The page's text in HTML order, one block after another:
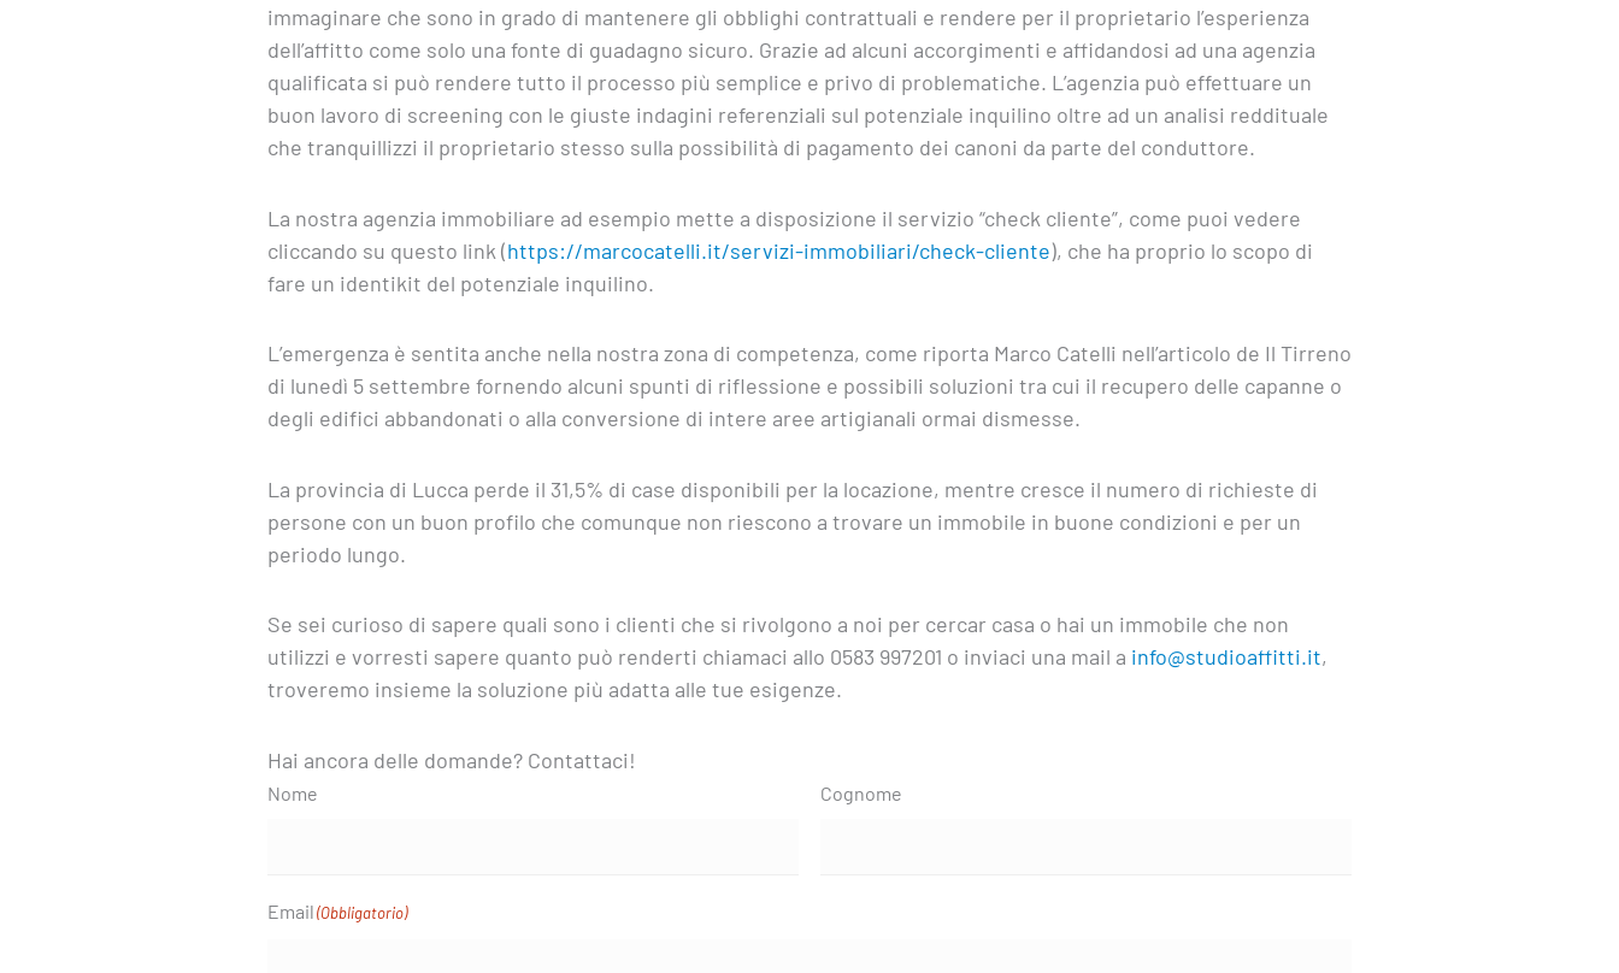
immaginare che sono in grado di mantenere gli obblighi contrattuali e rendere per il proprietario l’esperienza
dell’affitto come solo una fonte di guadagno sicuro. Grazie ad alcuni accorgimenti e affidandosi ad una agenzia
qualificata si può rendere tutto il processo più semplice e privo di problematiche. L’agenzia può effettuare un
buon lavoro di screening con le giuste indagini referenziali sul potenziale inquilino oltre ad un analisi reddituale
che tranquillizzi il proprietario stesso sulla possibilità di pagamento dei canoni da parte del conduttore.
La nostra agenzia immobiliare ad esempio mette a disposizione il servizio “check cliente”, come puoi vedere
cliccando su questo link (https://marcocatelli.it/servizi-immobiliari/check-cliente), che ha proprio lo scopo di
fare un identikit del potenziale inquilino.
L’emergenza è sentita anche nella nostra zona di competenza, come riporta Marco Catelli nell’articolo de Il Tirreno
di lunedì 5 settembre fornendo alcuni spunti di riflessione e possibili soluzioni tra cui il recupero delle capanne o
degli edifici abbandonati o alla conversione di intere aree artigianali ormai dismesse.
La provincia di Lucca perde il 31,5% di case disponibili per la locazione, mentre cresce il numero di richieste di
persone con un buon profilo che comunque non riescono a trovare un immobile in buone condizioni e per un
periodo lungo.
Se sei curioso di sapere quali sono i clienti che si rivolgono a noi per cercar casa o hai un immobile che non
utilizzi e vorresti sapere quanto può renderti chiamaci allo 0583 997201 o inviaci una mail a info@studioaffitti.it,
troveremo insieme la soluzione più adatta alle tue esigenze.
Hai ancora delle domande? Contattaci!
Nome Cognome
Email(Obbligatorio)